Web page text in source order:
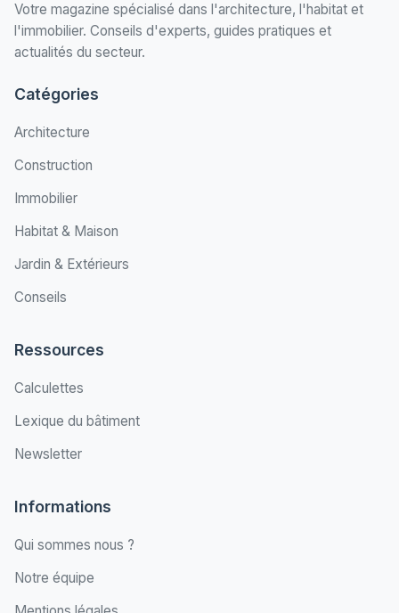
Votre magazine spécialisé dans l'architecture, l'habitat et
l'immobilier. Conseils d'experts, guides pratiques et
actualités du secteur.
Catégories
Architecture
Construction
Immobilier
Habitat & Maison
Jardin & Extérieurs
Conseils
Ressources
Calculettes
Lexique du bâtiment
Newsletter
Informations
Qui sommes nous ?
Notre équipe